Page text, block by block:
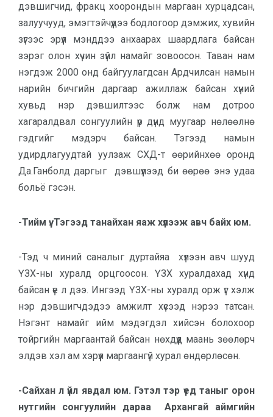
дэвшигчид, фракц хоорондын маргаан хурцадсан,
залуучууд, эмэгтэйчүүдээ бодлогоор дэмжих, хувийн
зүгээс эрүүл мэнддээ анхаарах шаардлага байсан
зэрэг олон хүчин зүйл намайг зовоосон. Таван нам
нэгдэж 2000 онд байгуулагдсан Ардчилсан намын
нарийн бичгийн даргаар ажиллаж байсан хүний
хувьд нэр дэвшилтээс болж нам дотроо
хагаралдвал сонгуулийн үр дүнд муугаар нөлөөлнө
гэдгийг мэдэрч байсан. Тэгээд намын
удирдлагуудтай уулзаж СХД-т өөрийнхөө оронд
Да.Ганболд даргыг дэвшүүлээд би өөрөө энэ удаа
больё гэсэн.
-Тийм үү. Тэгээд танайхан яаж хүлээж авч байх юм.
-Тэд ч миний саналыг дуртайяа хүлээн авч шууд
ҮЗХ-ны хуралд орцгоосон. ҮЗХ хуралдахад хүнд
байсан үе л дээ. Ингээд ҮЗХ-ны хуралд орж үг хэлж
нэр дэвшигчдэдээ амжилт хүсээд нэрээ татсан.
Нэгэнт намайг ийм мэдэгдэл хийсэн болохоор
тойргийн маргаантай байсан нөхдүүд маань зөөлөрч
элдэв хэл ам хэрүүл маргаангүй хурал өндөрлөсөн.
-Сайхан л үйл явдал юм. Гэтэл тэр үед таныг орон
нутгийн сонгуулийн дараа Архангай аймгийн